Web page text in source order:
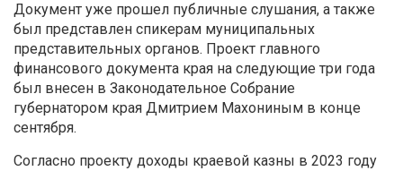
Документ уже прошел публичные слушания, а также
был представлен спикерам муниципальных
представительных органов. Проект главного
финансового документа края на следующие три года
был внесен в Законодательное Собрание
губернатором края Дмитрием Махониным в конце
сентября.
Согласно проекту доходы краевой казны в 2023 году